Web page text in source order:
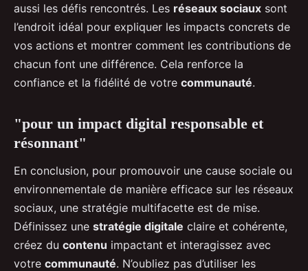
aussi les défis rencontrés. Les réseaux sociaux sont
l’endroit idéal pour expliquer les impacts concrets de
vos actions et montrer comment les contributions de
chacun font une différence. Cela renforce la
confiance et la fidélité de votre communauté.
"pour un impact digital responsable et
résonnant"
En conclusion, pour promouvoir une cause sociale ou
environnementale de manière efficace sur les réseaux
sociaux, une stratégie multifacette est de mise.
Définissez une stratégie digitale claire et cohérente,
créez du contenu impactant et interagissez avec
votre communauté. N’oubliez pas d’utiliser les